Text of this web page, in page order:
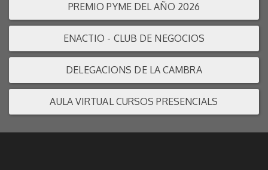
PREMIO PYME DEL AÑO 2026
ENACTIO - CLUB DE NEGOCIOS
DELEGACIONS DE LA CAMBRA
AULA VIRTUAL CURSOS PRESENCIALS